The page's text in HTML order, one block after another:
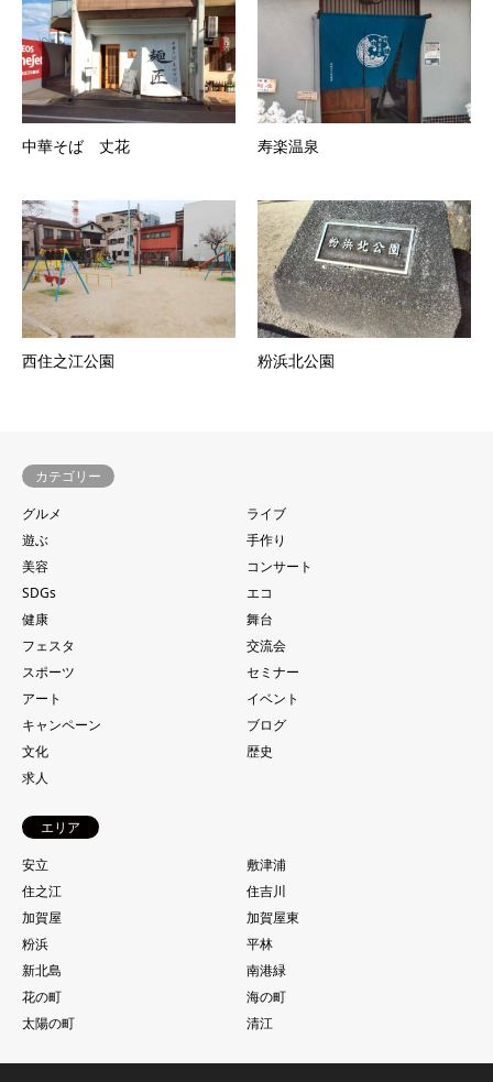
中華そば 丈花 寿楽温泉
西住之江公園 粉浜北公園
カテゴリー
グルメ
ライブ
遊ぶ
手作り
美容
コンサート
SDGs
エコ
健康
舞台
フェスタ
交流会
スポーツ
セミナー
アート
イベント
キャンペーン
ブログ
文化
歴史
求人
エリア
安立
敷津浦
住之江
住吉川
加賀屋
加賀屋東
粉浜
平林
新北島
南港緑
花の町
海の町
太陽の町
清江